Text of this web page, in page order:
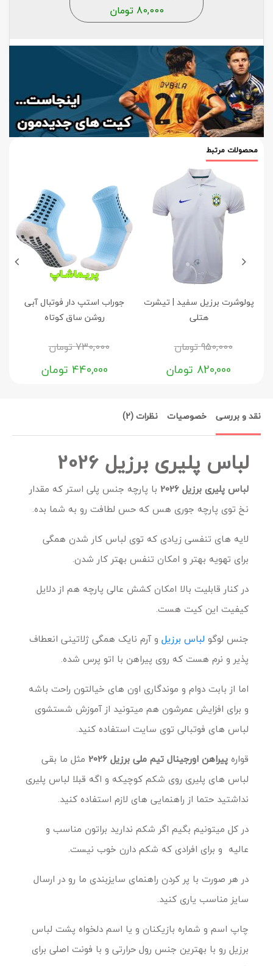
80,000تومان
محصولات مرتبط
پولوشرت برزیل سفید | تیشرت
هتلی
950,000تومان
820,000 تومان
جوراب استپ دار فوتبال آبی
روشن ساق کوتاه
730,000تومان
440,000 تومان
نقد و بررسی خصوصیات نظرات (2)
لباس پلیری برزیل 2026
لباس پلیری برزیل 2026
با پارچه جنس پلی استر که مقدار
نخ توی پارچه جوری هس که حس لطافت رو به شما بده.
لایه های تنفسی زیادی که توی لباس کار شدن همگی
برای تهویه بهتر و امکان تنفس بهتر کار شدن.
در کنار قابلیت بالا امکان کشش عالی پارچه هم از دلایل
کیفیت این کیت هست.
جنس لوگو لباس برزیل و آرم نایک همگی ژلاتینی انعطاف
پذیر و نرم هست که روی پیراهن با اتو پرس شده.
اما از بابت دوام و موندگاری اون های خیالتون راحت باشه
و برای افزایش عمرشون هم میتونید از آموزش شستشوی
لباس های فوتبالی توی سایت استفاده کنید.
قوارهپیراهن اورجینال تیم ملی برزیل 2026
مثل ما بقی
لباس های پلیری روی شکم کوچیکه و اگه قبلا لباس پلیری
نداشتید حتما از راهنمایی های لازم استفاده کنید.
در کل میتونیم بگیم اگر شکم ندارید براتون مناسب و
عالیه و برای افرادی که شکم دارن خوب نیست.
در هر صورت با پر کردن راهنمای سایزبندی ما رو در ارسال
سایز مناسب یاری کنید.
چاپ اسم و شماره بازیکنان و یا اسم دلخواه پشت لباس
برزیل رو با بهترین جنس رول حرارتی و با فونت اصلی برای